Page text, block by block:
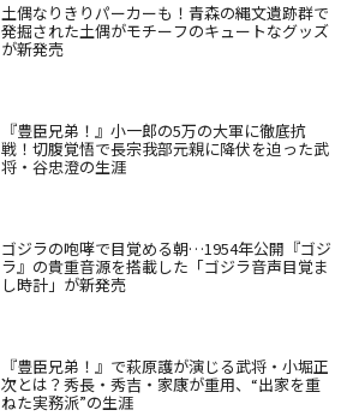
土偶なりきりパーカーも！青森の縄文遺跡群で
発掘された土偶がモチーフのキュートなグッズ
が新発売
『豊臣兄弟！』小一郎の5万の大軍に徹底抗
戦！切腹覚悟で長宗我部元親に降伏を迫った武
将・谷忠澄の生涯
ゴジラの咆哮で目覚める朝…1954年公開『ゴジ
ラ』の貴重音源を搭載した「ゴジラ音声目覚ま
し時計」が新発売
『豊臣兄弟！』で萩原護が演じる武将・小堀正
次とは？秀長・秀吉・家康が重用、“出家を重
ねた実務派”の生涯